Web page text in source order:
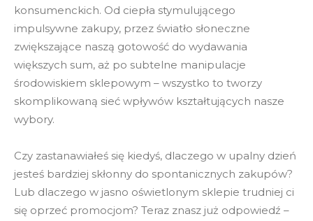
konsumenckich. Od ciepła stymulującego
impulsywne zakupy, przez światło słoneczne
zwiększające naszą gotowość do wydawania
większych sum, aż po subtelne manipulacje
środowiskiem sklepowym – wszystko to tworzy
skomplikowaną sieć wpływów kształtujących nasze
wybory.
Czy zastanawiałeś się kiedyś, dlaczego w upalny dzień
jesteś bardziej skłonny do spontanicznych zakupów?
Lub dlaczego w jasno oświetlonym sklepie trudniej ci
się oprzeć promocjom? Teraz znasz już odpowiedź –